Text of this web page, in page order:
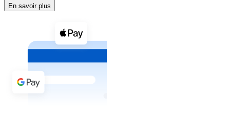
Voir toutes
Coupons crypto
Achetez des cryptomonnaies en espèces et d'autres
Acheter avec espèces
Virement SEPA
En savoir plus